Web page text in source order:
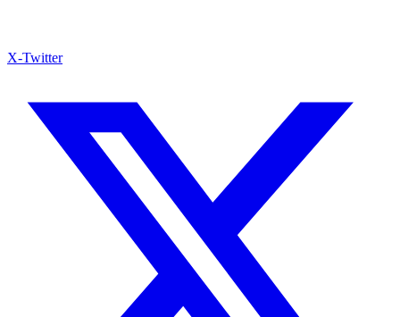
X-Twitter